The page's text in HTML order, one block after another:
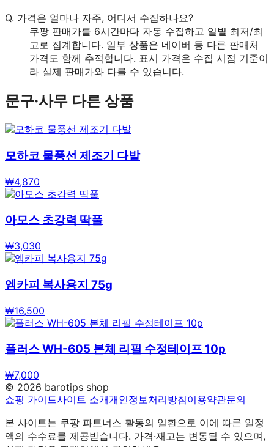
Q. 가격은 얼마나 자주, 어디서 수집하나요?
쿠팡 판매가를 6시간마다 자동 수집하고 일별 최저/최
고로 집계합니다. 일부 상품은 네이버 등 다른 판매처
가격도 함께 추적합니다. 표시 가격은 수집 시점 기준이
라 실제 판매가와 다를 수 있습니다.
문구·사무 다른 상품
모하코 물풍선 제조기 다발
₩4,870
아모스 초강력 딱풀
₩3,030
엠카피 복사용지 75g
₩16,500
플러스 WH-605 본체 리필 수정테이프 10p
₩7,000
© 2026 barotips shop
쇼핑 가이드사이트 소개개인정보처리방침이용약관문의
본 사이트는 쿠팡 파트너스 활동의 일환으로 이에 따른 일정
액의 수수료를 제공받습니다. 가격·재고는 변동될 수 있으며,